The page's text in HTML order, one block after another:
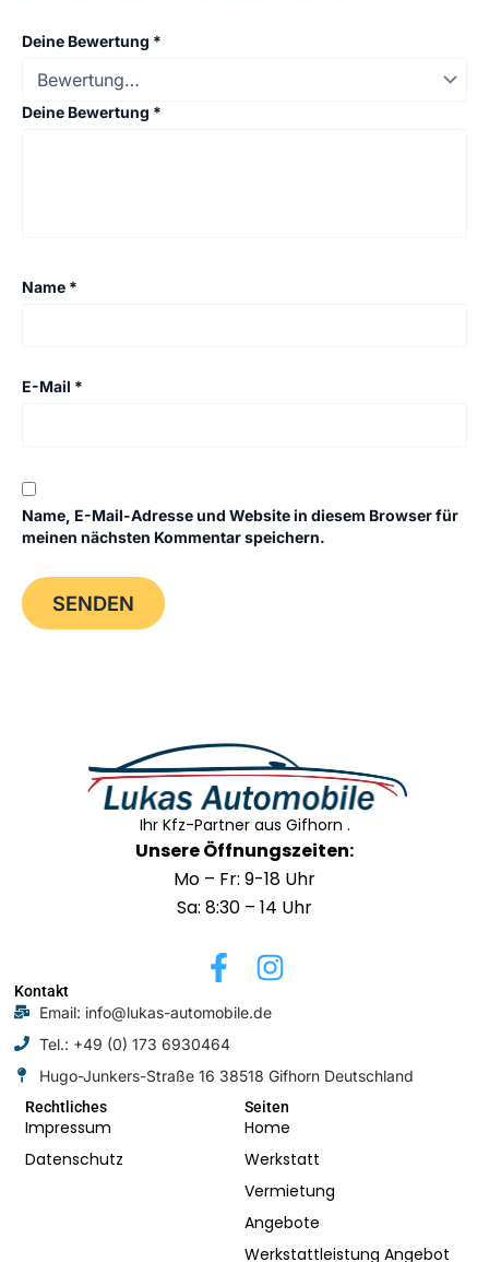
Deine Bewertung *
Deine Bewertung *
Name *
E-Mail *
Name, E-Mail-Adresse und Website in diesem Browser für
meinen nächsten Kommentar speichern.
Ihr Kfz-Partner aus Gifhorn .
Unsere Öffnungszeiten:
Mo – Fr: 9-18 Uhr
Sa: 8:30 – 14 Uhr
F
c
e
b
I
s
a
g
r
a
m
Kontakt
Email: info@lukas-automobile.de
Tel.: +49 (0) 173 6930464
Hugo-Junkers-Straße 16 38518 Gifhorn Deutschland
Rechtliches
Impressum
Datenschutz
Seiten
Home
Werkstatt
Vermietung
Angebote
Werkstattleistung Angebot